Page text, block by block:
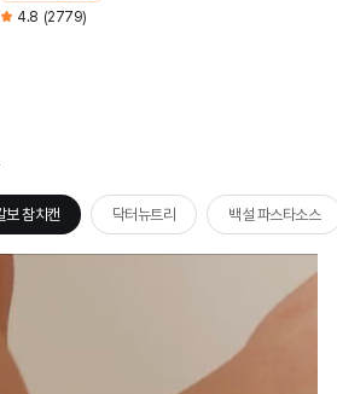
4.8 (2779)
닥터뉴트리 백설 파스타소스 비비고